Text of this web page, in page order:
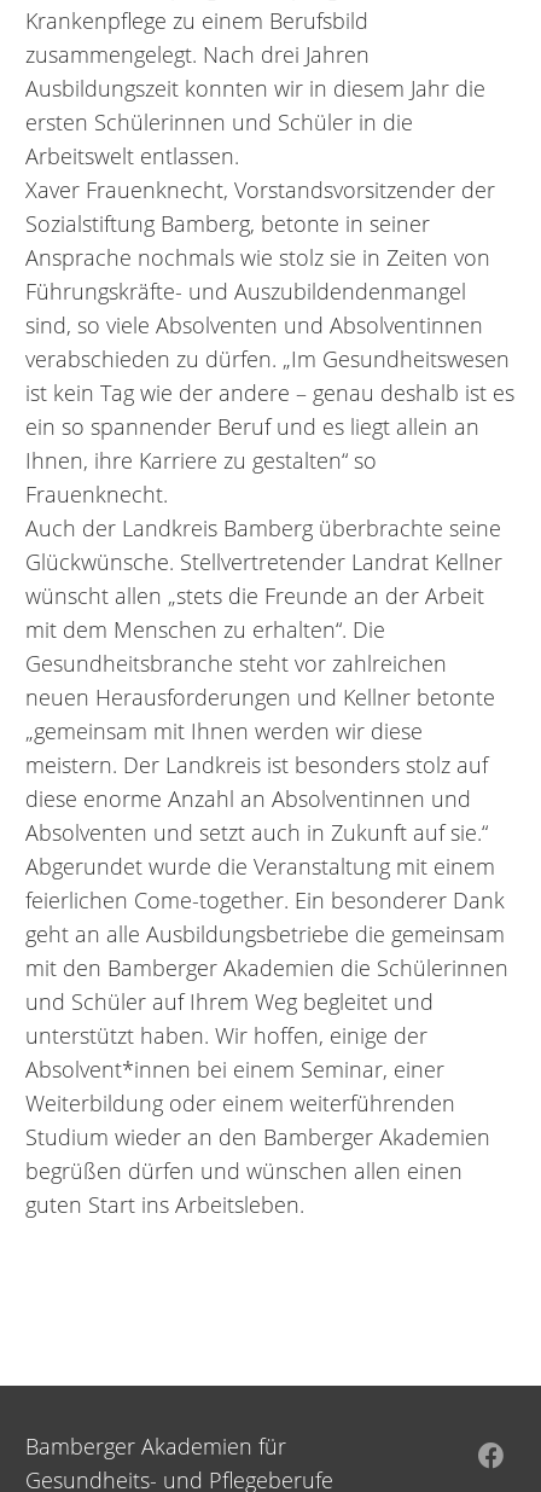
Krankenpflege zu einem Berufsbild
zusammengelegt. Nach drei Jahren
Ausbildungszeit konnten wir in diesem Jahr die
ersten Schülerinnen und Schüler in die
Arbeitswelt entlassen.
Xaver Frauenknecht, Vorstandsvorsitzender der
Sozialstiftung Bamberg, betonte in seiner
Ansprache nochmals wie stolz sie in Zeiten von
Führungskräfte- und Auszubildendenmangel
sind, so viele Absolventen und Absolventinnen
verabschieden zu dürfen. „Im Gesundheitswesen
ist kein Tag wie der andere – genau deshalb ist es
ein so spannender Beruf und es liegt allein an
Ihnen, ihre Karriere zu gestalten“ so
Frauenknecht.
Auch der Landkreis Bamberg überbrachte seine
Glückwünsche. Stellvertretender Landrat Kellner
wünscht allen „stets die Freunde an der Arbeit
mit dem Menschen zu erhalten“. Die
Gesundheitsbranche steht vor zahlreichen
neuen Herausforderungen und Kellner betonte
„gemeinsam mit Ihnen werden wir diese
meistern. Der Landkreis ist besonders stolz auf
diese enorme Anzahl an Absolventinnen und
Absolventen und setzt auch in Zukunft auf sie.“
Abgerundet wurde die Veranstaltung mit einem
feierlichen Come-together. Ein besonderer Dank
geht an alle Ausbildungsbetriebe die gemeinsam
mit den Bamberger Akademien die Schülerinnen
und Schüler auf Ihrem Weg begleitet und
unterstützt haben. Wir hoffen, einige der
Absolvent*innen bei einem Seminar, einer
Weiterbildung oder einem weiterführenden
Studium wieder an den Bamberger Akademien
begrüßen dürfen und wünschen allen einen
guten Start ins Arbeitsleben.
Bamberger Akademien für
Gesundheits- und Pflegeberufe